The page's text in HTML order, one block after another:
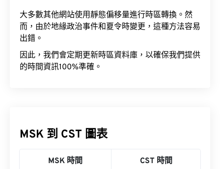
大多數其他網站使用靜態偏移量進行時區轉換。然
而，由於地緣政治事件和夏令時變更，這種方法容易
出錯。
因此，我們會定期更新時區資料庫，以確保我們提供
的時間資訊100%準確。
MSK 到 CST 圖表
MSK 時間 CST 時間